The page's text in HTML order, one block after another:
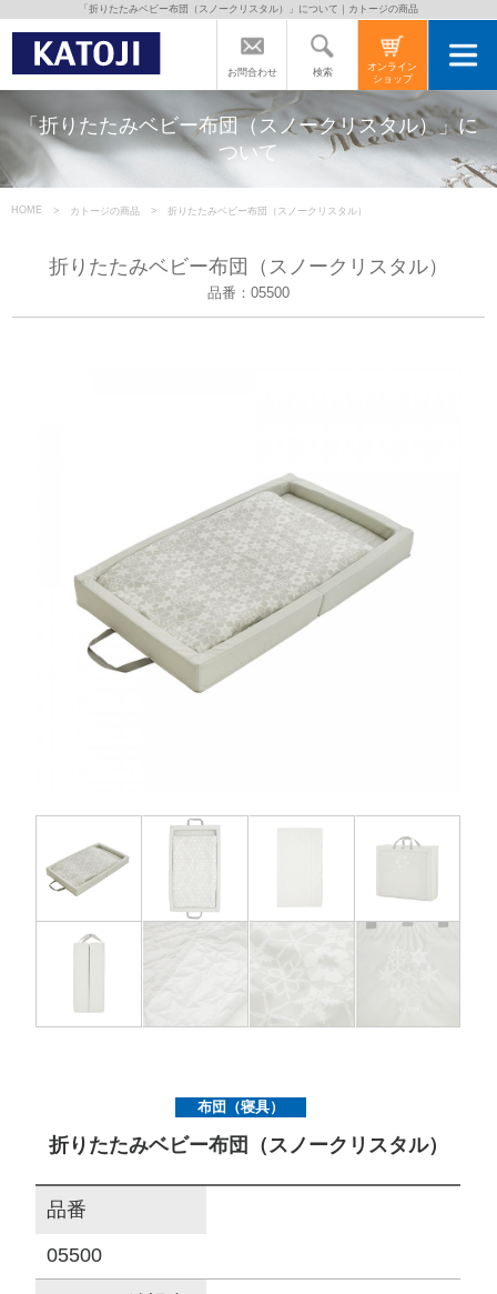
トップページ
カトージの商品
商品をご愛用の方へ
よくあるご質問
会社案内
お問い合わせ
お知らせ
チャイルドシートユーザー登録
KATOJI TV
このサイトについて
プライバシーポリシー
オフィシャルFacebook
オフィシャルInstagram
× 閉じる
お問合わせ 検索
オンライン
ショップ
「折りたたみベビー布団（スノークリスタル）」について｜カトージの商品
「折りたたみベビー布団（スノークリスタル）」に
ついて
HOME カトージの商品 折りたたみベビー布団（スノークリスタル）
折りたたみベビー布団（スノークリスタル）
品番：05500
布団（寝具）
折りたたみベビー布団（スノークリスタル）
品番
05500